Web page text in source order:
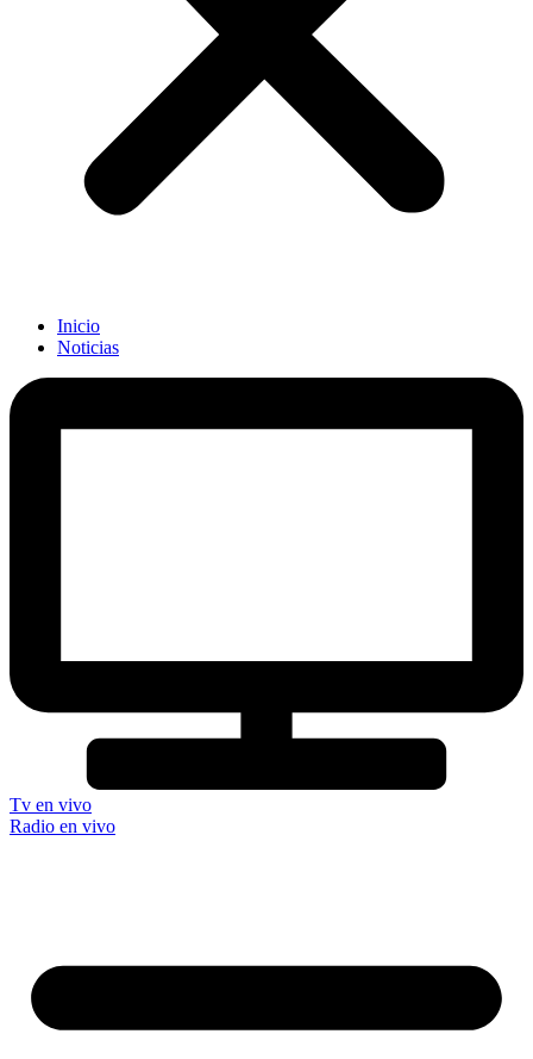
Inicio
Noticias
Tv en vivo
Radio en vivo